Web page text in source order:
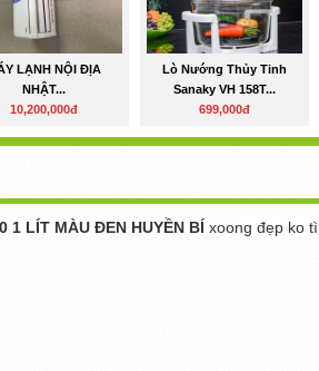
LẠNH NỘI ĐỊA
NHẬT...
10,200,000đ
Lò Nướng Thủy Tinh
Sanaky VH 158T...
699,000đ
LÍT MÀU ĐEN HUYỀN BÍ xoong đẹp ko